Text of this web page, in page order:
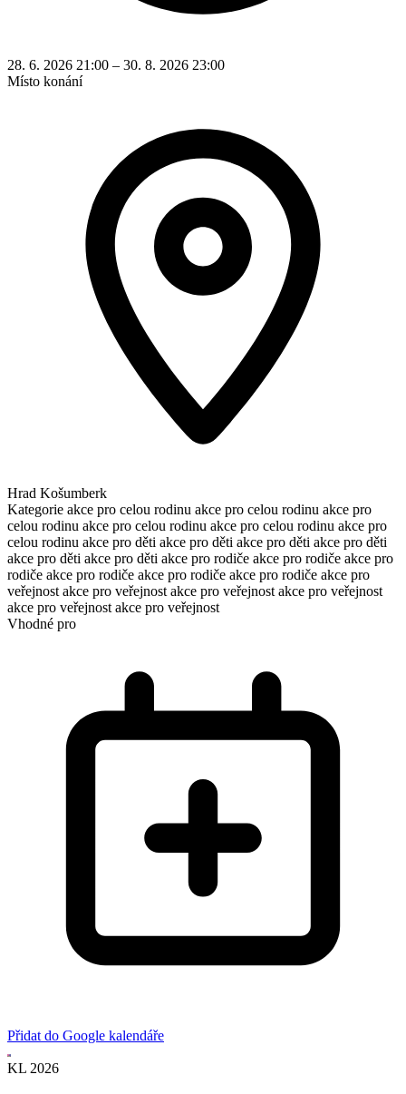
28. 6. 2026 21:00 – 30. 8. 2026 23:00
Místo konání
Hrad Košumberk
Kategorie akce pro celou rodinu akce pro celou rodinu akce pro
celou rodinu akce pro celou rodinu akce pro celou rodinu akce pro
celou rodinu akce pro děti akce pro děti akce pro děti akce pro děti
akce pro děti akce pro děti akce pro rodiče akce pro rodiče akce pro
rodiče akce pro rodiče akce pro rodiče akce pro rodiče akce pro
veřejnost akce pro veřejnost akce pro veřejnost akce pro veřejnost
akce pro veřejnost akce pro veřejnost
Vhodné pro
Přidat do Google kalendáře
KL 2026